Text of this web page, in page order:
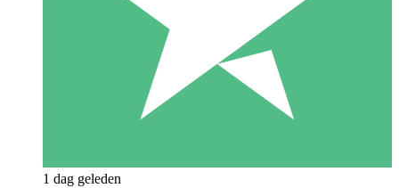
1 dag geleden